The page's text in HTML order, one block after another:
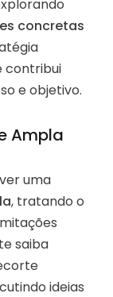
concretas
contribui
e objetivo.
Ampla
uma
, tratando o
saiba
ideias